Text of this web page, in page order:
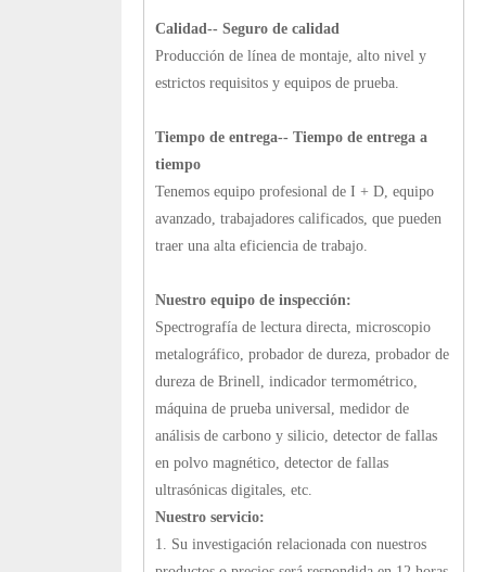
Calidad-- Seguro de calidad
Producción de línea de montaje, alto nivel y
estrictos requisitos y equipos de prueba.
Tiempo de entrega-- Tiempo de entrega a
tiempo
Tenemos equipo profesional de I + D, equipo
avanzado, trabajadores calificados, que pueden
traer una alta eficiencia de trabajo.
Nuestro equipo de inspección:
Spectrografía de lectura directa, microscopio
metalográfico, probador de dureza, probador de
dureza de Brinell, indicador termométrico,
máquina de prueba universal, medidor de
análisis de carbono y silicio, detector de fallas
en polvo magnético, detector de fallas
ultrasónicas digitales, etc.
Nuestro servicio:
1. Su investigación relacionada con nuestros